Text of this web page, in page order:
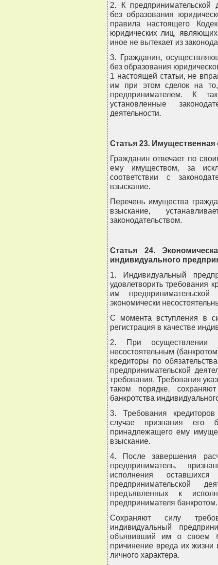
2. К предпринимательской
без образования
правила настоящего
юридических лиц,
иное не вытекает из
3. Гражданин,
без образования
1 настоящей статьи, не
им при этом сделок на
предпринимателем. К
установленные
деятельности.
Статья 23. Имущественная
Гражданин отвечает по
ему имуществом, за
соответствии с
взыскание.
Перечень имущества
взыскание,
законодательством.
Статья 24.
индивидуального
1. Индивидуальный
удовлетворить требования
им
экономически
С момента вступления в
регистрация в качестве
2. При осуществлении
несостоятельным
кредиторы по
предпринимательской
требования. Требования
таком порядке,
банкротства
3. Требования
случае признания его
принадлежащего ему
взыскание.
4. После завершения
предприниматель,
исполнения
предпринимательской
предъявленных к
предпринимателя банкротом.
Сохраняют силу
индивидуальный
объявивший им о своем
причинение вреда их
личного характера.